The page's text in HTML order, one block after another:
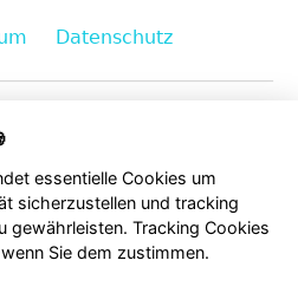
Datenschutz
essentielle Cookies um
sicherzustellen und tracking
gewährleisten. Tracking Cookies
Sie dem zustimmen.